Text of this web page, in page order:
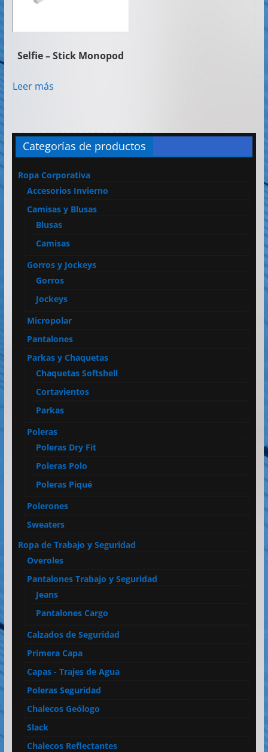
Selfie – Stick Monopod
Leer más
Categorías de productos
Ropa Corporativa
Accesorios Invierno
Camisas y Blusas
Blusas
Camisas
Gorros y Jockeys
Gorros
Jockeys
Micropolar
Pantalones
Parkas y Chaquetas
Chaquetas Softshell
Cortavientos
Parkas
Poleras
Poleras Dry Fit
Poleras Polo
Poleras Piqué
Polerones
Sweaters
Ropa de Trabajo y Seguridad
Overoles
Pantalones Trabajo y Seguridad
Jeans
Pantalones Cargo
Calzados de Seguridad
Primera Capa
Capas - Trajes de Agua
Poleras Seguridad
Chalecos Geólogo
Slack
Chalecos Reflectantes